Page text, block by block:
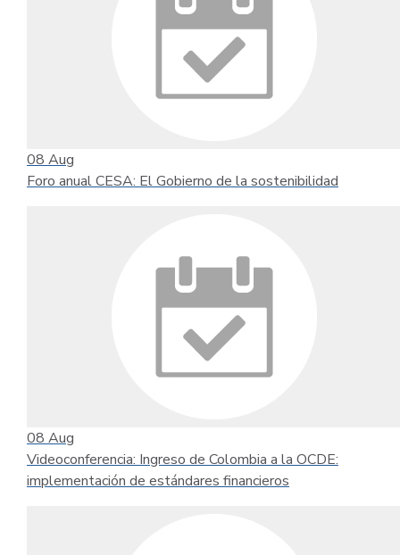
08 Aug
Foro anual CESA: El Gobierno de la sostenibilidad
08 Aug
Videoconferencia: Ingreso de Colombia a la OCDE:
implementación de estándares financieros